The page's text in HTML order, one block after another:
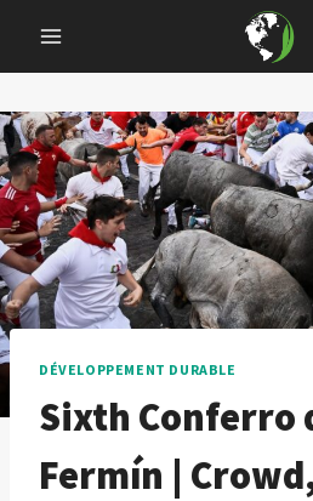
content
DÉVELOPPEMENT DURABLE
Sixth Conferro
Fermín |